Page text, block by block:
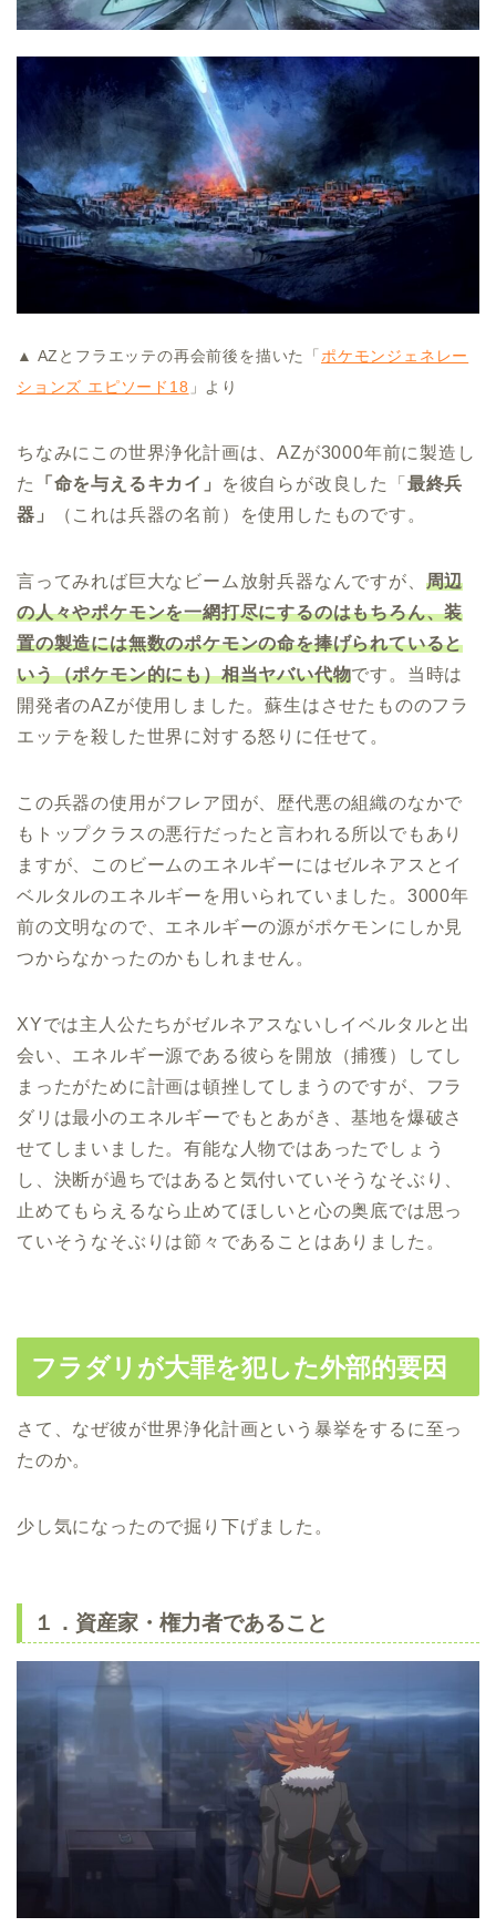
▲ AZとフラエッテの再会前後を描いた「 ポケモンジェネレー
ションズ エピソード18 」より
ちなみにこの世界浄化計画は、AZが3000年前に製造し
た
「命を与えるキカイ」 を彼自らが改良した「 最終兵
器」
（これは兵器の名前）を使用したものです。
言ってみれば巨大なビーム放射兵器なんですが、 周辺
の人々やポケモンを一網打尽にするのはもちろん、装
置の製造には無数のポケモンの命を捧げられていると
いう（ポケモン的にも）相当ヤバい代物です。当時は
開発者のAZが使用しました。蘇生はさせたもののフラ
エッテを殺した世界に対する怒りに任せて。
この兵器の使用がフレア団が、歴代悪の組織のなかで
もトップクラスの悪行だったと言われる所以でもあり
ますが、このビームのエネルギーにはゼルネアスとイ
ベルタルのエネルギーを用いられていました。3000年
前の文明なので、エネルギーの源がポケモンにしか見
つからなかったのかもしれません。
XYでは主人公たちがゼルネアスないしイベルタルと出
会い、エネルギー源である彼らを開放（捕獲）してし
まったがために計画は頓挫してしまうのですが、フラ
ダリは最小のエネルギーでもとあがき、基地を爆破さ
せてしまいました。有能な人物ではあったでしょう
し、決断が過ちではあると気付いていそうなそぶり、
止めてもらえるなら止めてほしいと心の奥底では思っ
ていそうなそぶりは節々であることはありました。
フラダリが大罪を犯した外部的要因
さて、なぜ彼が世界浄化計画という暴挙をするに至っ
たのか。
少し気になったので掘り下げました。
１．資産家・権力者であること